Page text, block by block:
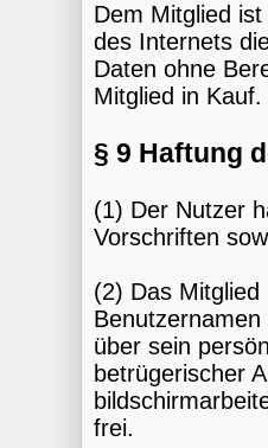
Dem Mitglied
des Internets
Daten ohne
Mitglied in Kauf.
§ 9 Haftung
(1) Der Nutzer
Vorschriften
(2) Das
über sein
betrügerischer
frei.